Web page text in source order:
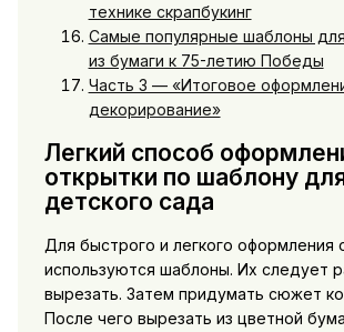
технике скрапбукинг
Самые популярные шаблоны
из бумаги к 75-летию Победы
Часть 3 — «Итоговое
декорирование»
Легкий способ
открытки по шаблону
детского сада
Для быстрого и легкого оформления
используются шаблоны. Их следует
вырезать. Затем придумать сюжет
После чего вырезать из цветной